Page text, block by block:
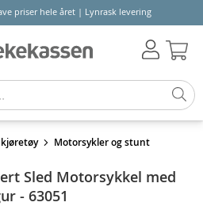
priser hele året | Lynrask levering
Motorsykler og stunt
Sled Motorsykkel med
- 63051